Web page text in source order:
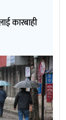
कारबाही